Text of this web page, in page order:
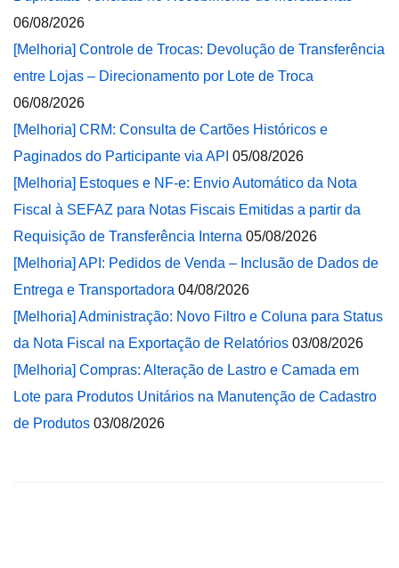
06/08/2026
[Melhoria] Controle de Trocas: Devolução de Transferência
entre Lojas – Direcionamento por Lote de Troca
06/08/2026
[Melhoria] CRM: Consulta de Cartões Históricos e
Paginados do Participante via API 05/08/2026
[Melhoria] Estoques e NF-e: Envio Automático da Nota
Fiscal à SEFAZ para Notas Fiscais Emitidas a partir da
Requisição de Transferência Interna 05/08/2026
[Melhoria] API: Pedidos de Venda – Inclusão de Dados de
Entrega e Transportadora 04/08/2026
[Melhoria] Administração: Novo Filtro e Coluna para Status
da Nota Fiscal na Exportação de Relatórios 03/08/2026
[Melhoria] Compras: Alteração de Lastro e Camada em
Lote para Produtos Unitários na Manutenção de Cadastro
de Produtos 03/08/2026